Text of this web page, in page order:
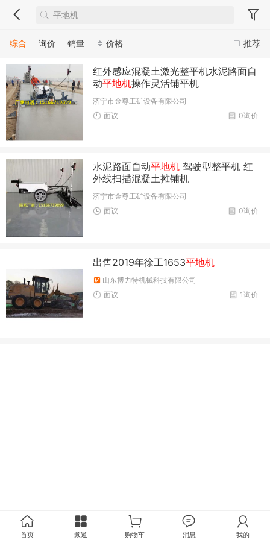
推荐
综合 询价 销量 价格
红外感应混凝土激光整平机水泥路面自
动平地机操作灵活铺平机
济宁市金尊工矿设备有限公司
0询价
面议
水泥路面自动平地机 驾驶型整平机 红
外线扫描混凝土摊铺机
济宁市金尊工矿设备有限公司
0询价
面议
出售2019年徐工1653平地机
山东博力特机械科技有限公司
1询价
面议
首页 频道 购物车 消息 我的